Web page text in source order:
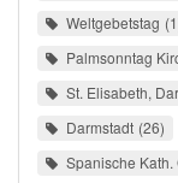
Weltgebetstag 1
Palmsonntag
St. Elisabeth,
Darmstadt 26
Spanische